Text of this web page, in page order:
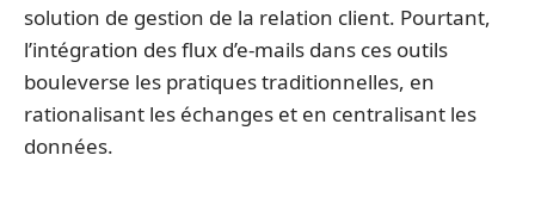
solution de gestion de la relation client. Pourtant,
l’intégration des flux d’e-mails dans ces outils
bouleverse les pratiques traditionnelles, en
rationalisant les échanges et en centralisant les
données.